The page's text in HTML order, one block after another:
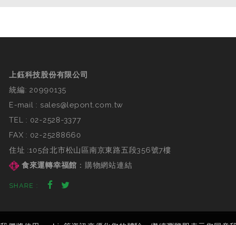
上鈺科技股份有限公司
統編: 20990135
E-mail : sales@lepont.com.tw
TEL : 02-2528-3377
FAX : 02-25288660
住址 :105台北市松山區南京東路五段356號7樓
食來運轉幸福館 ： 購物網站連結